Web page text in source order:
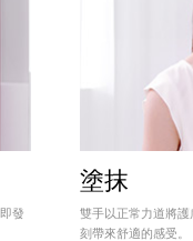
發
塗抹
雙手以正常力道將
刻帶來舒適的感受。